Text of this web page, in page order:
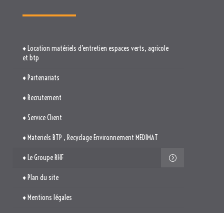
♦ Location matériels d’entretien espaces verts, agricole
et btp
♦ Partenariats
♦ Recrutement
♦ Service Client
♦ Materiels BTP , Recyclage Environnement MEDIMAT
♦ Le Groupe RHF
♦ Plan du site
♦ Mentions légales